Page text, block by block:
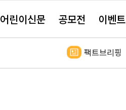
어린이신문 공모전 이벤트
팩트브리핑